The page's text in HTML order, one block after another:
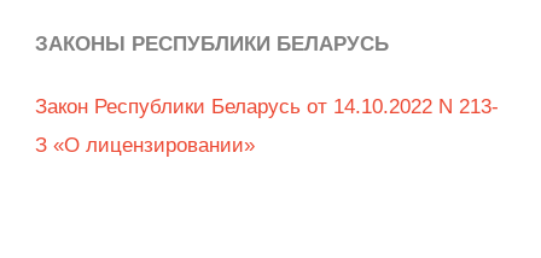
ЗАКОНЫ РЕСПУБЛИКИ БЕЛАРУСЬ
Закон Республики Беларусь от 14.10.2022 N 213-
З «О лицензировании»